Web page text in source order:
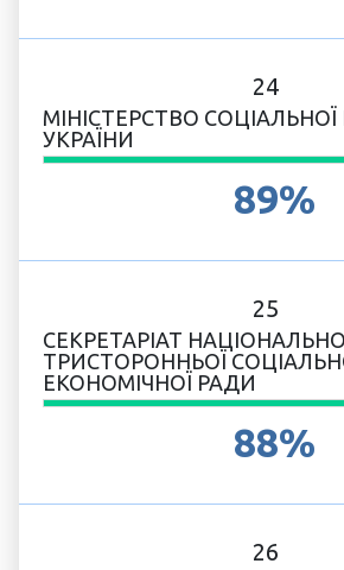
24
МІНІСТЕРСТВО
УКРАЇНИ
89%
25
СЕКРЕТАРІАТ
ТРИСТОРОННЬОЇ
ЕКОНОМІЧНОЇ РАДИ
88%
26